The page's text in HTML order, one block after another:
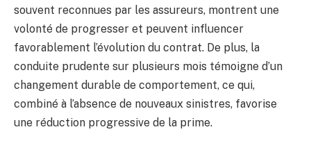
souvent reconnues par les assureurs, montrent une
volonté de progresser et peuvent influencer
favorablement l’évolution du contrat. De plus, la
conduite prudente sur plusieurs mois témoigne d’un
changement durable de comportement, ce qui,
combiné à l’absence de nouveaux sinistres, favorise
une réduction progressive de la prime.